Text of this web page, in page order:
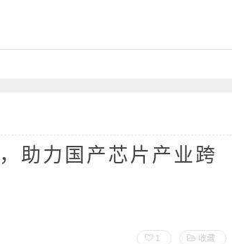
助力国产芯片产业跨
1 收藏